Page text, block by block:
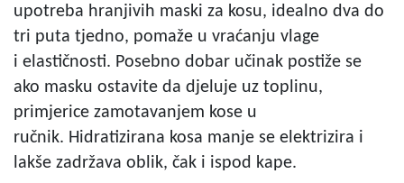
upotreba hranjivih maski za kosu, idealno dva do
tri puta tjedno, pomaže u vraćanju vlage
i elastičnosti. Posebno dobar učinak postiže se
ako masku ostavite da djeluje uz toplinu,
primjerice zamotavanjem kose u
ručnik. Hidratizirana kosa manje se elektrizira i
lakše zadržava oblik, čak i ispod kape.